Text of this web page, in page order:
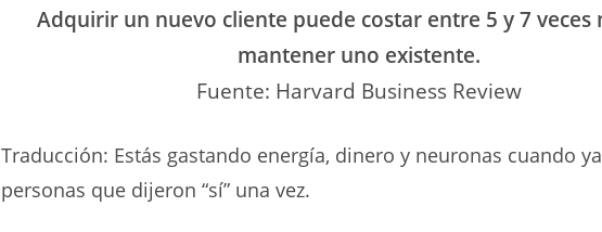
Adquirir un nuevo cliente puede costar entre 5 y 7 veces
mantener uno existente.
Fuente: Harvard Business Review
Traducción: Estás gastando energía, dinero y neuronas cuando
personas que dijeron “sí” una vez.